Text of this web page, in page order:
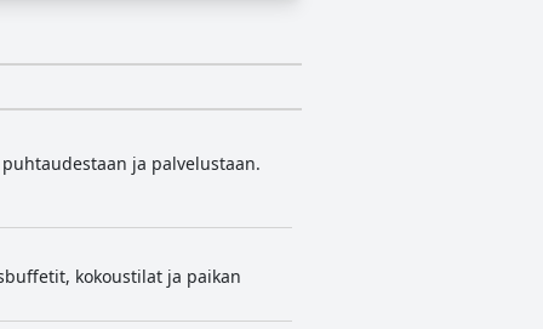
ja palvelustaan.
kokoustilat ja paikan